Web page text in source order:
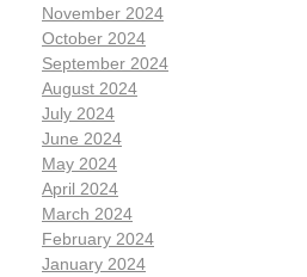
November 2024
October 2024
September 2024
August 2024
July 2024
June 2024
May 2024
April 2024
March 2024
February 2024
January 2024